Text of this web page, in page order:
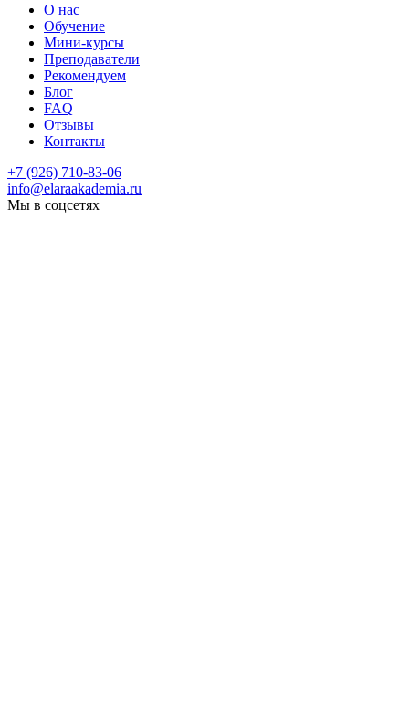
О нас
Обучение
Мини-курсы
Преподаватели
Рекомендуем
Блог
FAQ
Отзывы
Контакты
+7 (926) 710-83-06
info@elaraakademia.ru
Мы в соцсетях